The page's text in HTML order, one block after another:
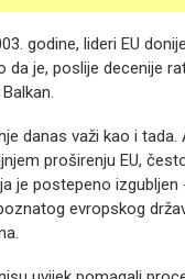
godine, lideri EU
da je, poslije decenije
danas važi kao i
proširenju EU,
je postepeno
evropskog